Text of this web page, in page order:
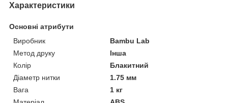
Характеристики
Основні атрибути
Виробник
Bambu Lab
Метод друку
Інша
Колір
Блакитний
Діаметр нитки
1.75 мм
Вага
1 кг